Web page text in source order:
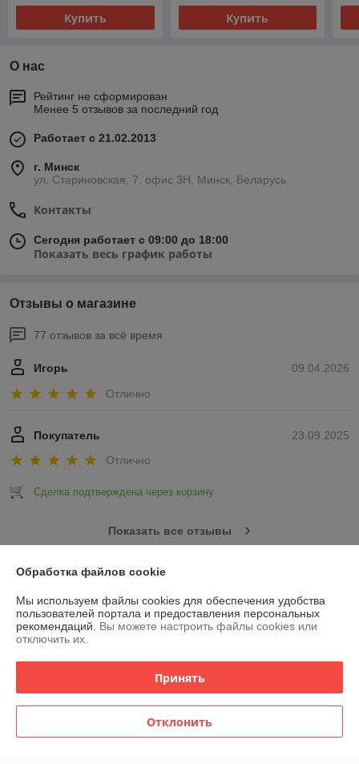
Купить Купить
О нас
Рейтинг не сформирован
Менее 5 отзывов за последний год
Работает с 21.02.2013
г. Минск
ул. Стариновская, 7, офис 3Н, Минск, Беларусь
Контакты
Сегодня работает с 09:00 до 18:00
Показать весь график работы
Отзывы о магазине
77 отзывов за всё время
09.04.2026
Игорь
Отлично
23.09.2025
Покупатель
Отлично
Сделка подтверждена через корзину
Показать все отзывы
Контакты
Доставка и оплата
Полная версия сайта
Обработка файлов cookie
Мы используем файлы cookies для обеспечения удобства
пользователей портала и предоставления персональных
рекомендаций. Вы можете настроить файлы cookies или
отключить их.
Принять
Отклонить